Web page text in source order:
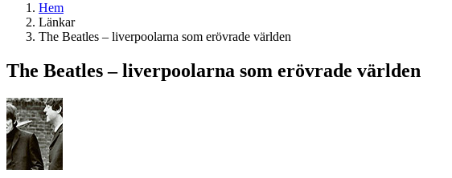
Hem
Länkar
The Beatles – liverpoolarna som erövrade världen
The Beatles – liverpoolarna som erövrade världen